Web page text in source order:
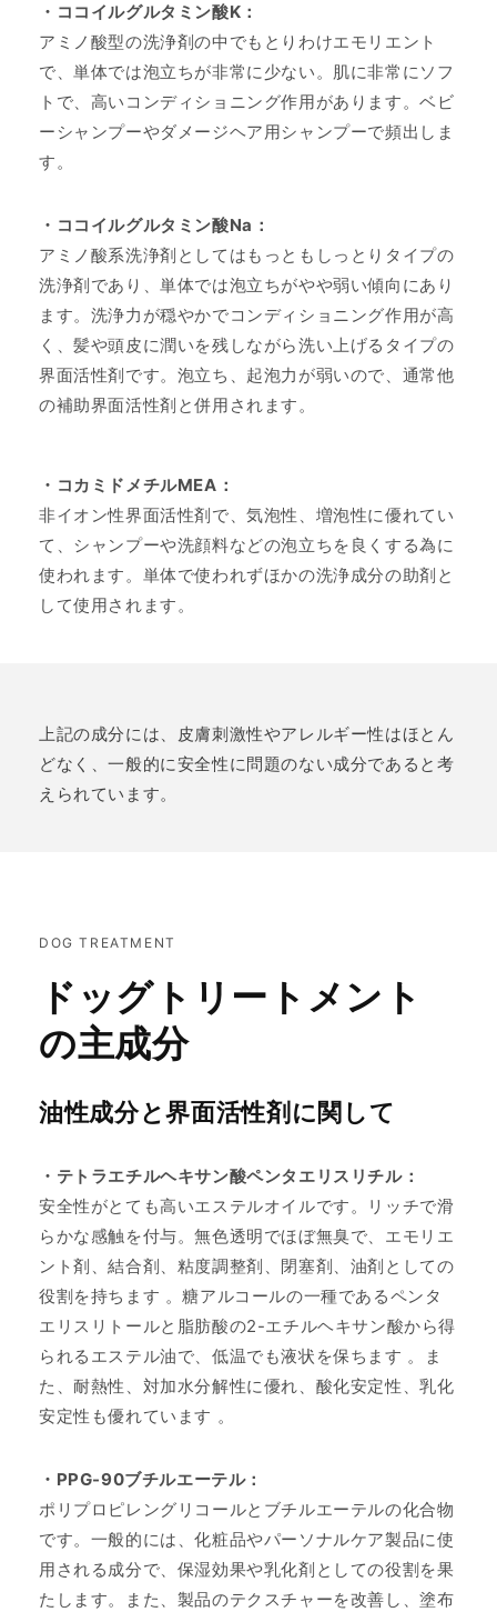
・ココイルグルタミン酸K：
アミノ酸型の洗浄剤の中でもとりわけエモリエント
で、単体では泡立ちが非常に少ない。肌に非常にソフ
トで、高いコンディショニング作用があります。ベビ
ーシャンプーやダメージヘア用シャンプーで頻出しま
す。
・ココイルグルタミン酸Na：
アミノ酸系洗浄剤としてはもっともしっとりタイプの
洗浄剤であり、単体では泡立ちがやや弱い傾向にあり
ます。洗浄力が穏やかでコンディショニング作用が高
く、髪や頭皮に潤いを残しながら洗い上げるタイプの
界面活性剤です。泡立ち、起泡力が弱いので、通常他
の補助界面活性剤と併用されます。
・コカミドメチルMEA：
非イオン性界面活性剤で、気泡性、増泡性に優れてい
て、シャンプーや洗顔料などの泡立ちを良くする為に
使われます。単体で使われずほかの洗浄成分の助剤と
して使用されます。
上記の成分には、皮膚刺激性やアレルギー性はほとん
どなく、一般的に安全性に問題のない成分であると考
えられています。
DOG TREATMENT
ドッグトリートメント
の主成分
油性成分と界面活性剤に関して
・テトラエチルヘキサン酸ペンタエリスリチル：
安全性がとても高いエステルオイルです。リッチで滑
らかな感触を付与。無色透明でほぼ無臭で、エモリエ
ント剤、結合剤、粘度調整剤、閉塞剤、油剤としての
役割を持ちます 。糖アルコールの一種であるペンタ
エリスリトールと脂肪酸の2-エチルヘキサン酸から得
られるエステル油で、低温でも液状を保ちます 。ま
た、耐熱性、対加水分解性に優れ、酸化安定性、乳化
安定性も優れています 。
・PPG-90ブチルエーテル：
ポリプロピレングリコールとブチルエーテルの化合物
です。一般的には、化粧品やパーソナルケア製品に使
用される成分で、保湿効果や乳化剤としての役割を果
たします。また、製品のテクスチャーを改善し、塗布